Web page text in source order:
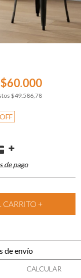
$60.000
$49.586,78
OFF
de pago
de envío
CALCULAR